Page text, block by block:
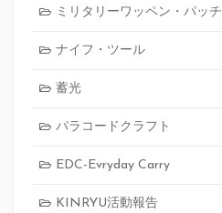
ミリタリーワッペン・パッチ
ナイフ・ツール
蓄光
パラコードクラフト
EDC-Evryday Carry
KINRYU活動報告